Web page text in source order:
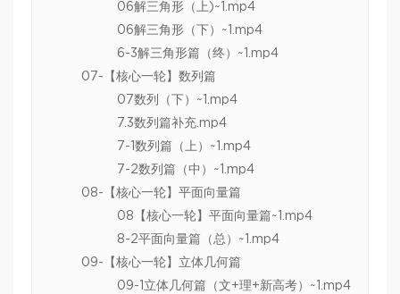
06解三角形（上)~1.mp4
06解三角形（下）~1.mp4
6-3解三角形篇（终）~1.mp4
07-【核心一轮】数列篇
07数列（下）~1.mp4
7.3数列篇补充.mp4
7-1数列篇（上）~1.mp4
7-2数列篇（中）~1.mp4
08-【核心一轮】平面向量篇
08【核心一轮】平面向量篇~1.mp4
8-2平面向量篇（总）~1.mp4
09-【核心一轮】立体几何篇
09-1立体几何篇（文+理+新高考）~1.mp4